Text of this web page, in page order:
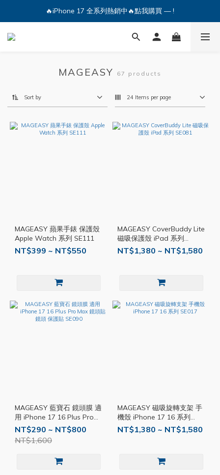
🔥iPhone 17 全系列熱銷中🔥點我購買 — !
🔥iPhone 17 全系列熱銷中🔥點我購買 — !
💕加入Q哥 Line 新好友領優惠券！🎫
MAGEASY 67 products
Sort by 24 Items per page
MAGEASY 蘋果手錶 保護殼
Apple Watch 系列 SE111
NT$399 ~ NT$550
MAGEASY CoverBuddy Lite
磁吸保護殼 iPad 系列
SE081
NT$1,380 ~ NT$1,580
MAGEASY 藍寶石 鏡頭膜 適
用 iPhone 17 16 Plus Pro
Max 鏡頭貼 鏡頭 保護貼
SE090
NT$290 ~ NT$800
NT$1,600
MAGEASY 磁吸旋轉支架 手
機殼 iPhone 17 16 系列
SE017
NT$1,380 ~ NT$1,580